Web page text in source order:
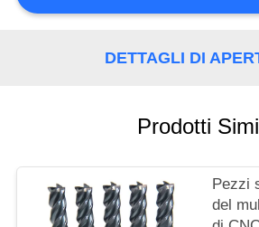
MAPPA
POLICY
DETTAGLI DI
Prodotti
Pezzi
del